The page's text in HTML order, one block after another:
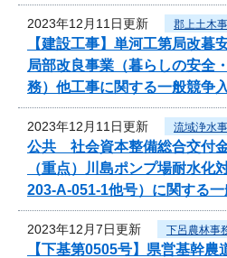
2023年12月11日更新 郡上土木
【建設工事】単河工第局改暮
局部改良事業（暮らしの安全
務）他工事に関する一般競争
2023年12月11日更新 流域浄水
公共 社会資本整備総合交付金
（重点）川島ポンプ場耐水化
203-A-051-1他号）に関する
2023年12月7日更新 下呂農林事
【下基第0505号】県営基幹